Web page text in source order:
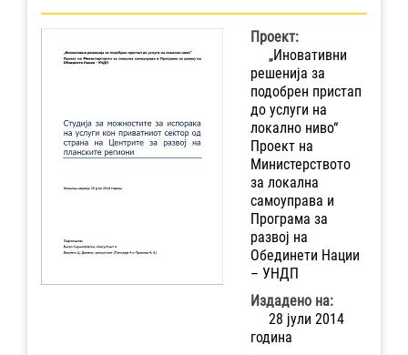
Проект:
„Иновативни
решенија за
подобрен пристап
до услуги на
локално ниво“
Проект на
Министерството
за локална
самоуправа и
Програма за
развој на
Обединети Нации
– УНДП
Издадено на:
28 јули 2014
година